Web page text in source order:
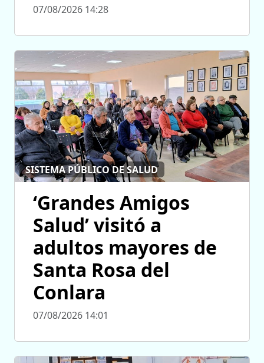
07/08/2026 14:28
SISTEMA PÚBLICO DE SALUD
‘Grandes Amigos
Salud’ visitó a
adultos mayores de
Santa Rosa del
Conlara
07/08/2026 14:01